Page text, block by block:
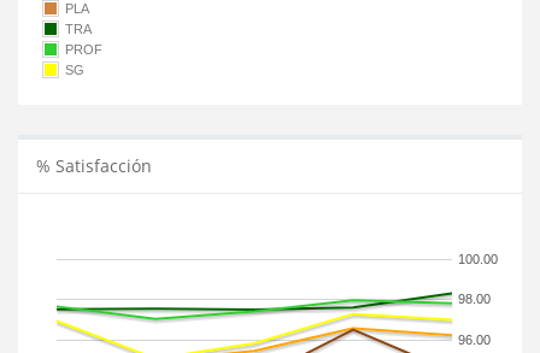
PLA
TRA
PROF
SG
% Satisfacción
96.00
98.00
100.00